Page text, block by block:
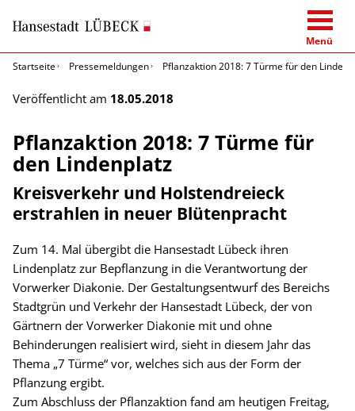
Menü
Startseite
Pressemeldungen Pflanzaktion 2018: 7 Türme für den
Veröffentlicht am 18.05.2018
Pflanzaktion 2018: 7 Türme für
den Lindenplatz
Kreisverkehr und Holstendreieck
erstrahlen in neuer Blütenpracht
Zum 14. Mal übergibt die Hansestadt Lübeck ihren
Lindenplatz zur Bepflanzung in die Verantwortung der
Vorwerker Diakonie. Der Gestaltungsentwurf des Bereichs
Stadtgrün und Verkehr der Hansestadt Lübeck, der von
Gärtnern der Vorwerker Diakonie mit und ohne
Behinderungen realisiert wird, sieht in diesem Jahr das
Thema „7 Türme“ vor, welches sich aus der Form der
Pflanzung ergibt.
Zum Abschluss der Pflanzaktion fand am heutigen Freitag,